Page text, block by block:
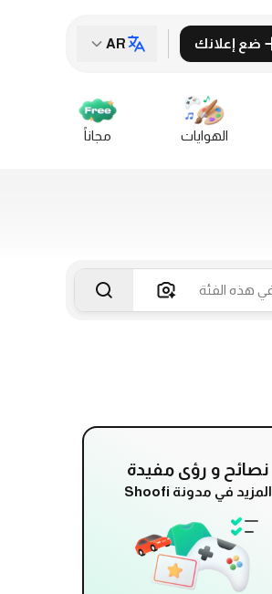
ضع إعلانك AR
الهوايات مجاناً
نصائح و رؤى مفيدة
المزيد في مدونة Shoofi